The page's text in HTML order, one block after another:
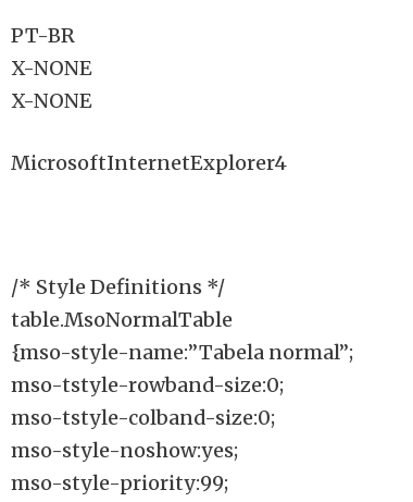
PT-BR
X-NONE
X-NONE
MicrosoftInternetExplorer4
/* Style Definitions */
table.MsoNormalTable
{mso-style-name:”Tabela normal”;
mso-tstyle-rowband-size:0;
mso-tstyle-colband-size:0;
mso-style-noshow:yes;
mso-style-priority:99;